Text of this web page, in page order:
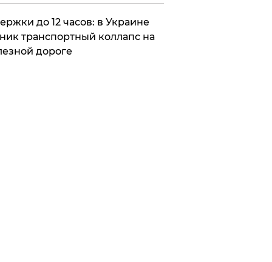
до 12 часов: в Украине
транспортный коллапс на
дороге